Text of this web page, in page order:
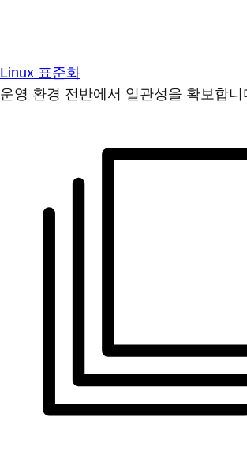
Linux 표준화
운영 환경 전반에서 일관성을 확보합니